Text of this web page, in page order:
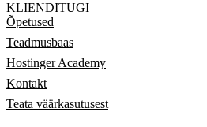
KLIENDITUGI
Õpetused
Teadmusbaas
Hostinger Academy
Kontakt
Teata väärkasutusest